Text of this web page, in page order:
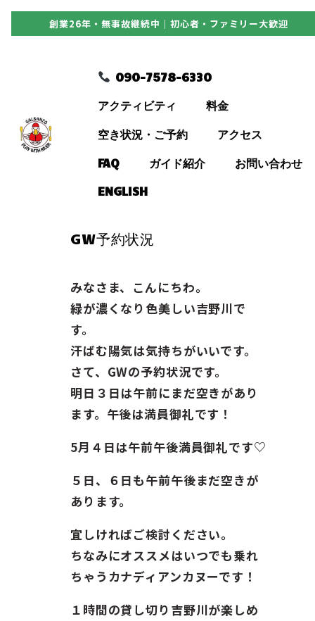
創業26年・無事故継続中｜初心者・ファミリー大歓迎
090-7578-6330
アクティビティ 料金
空き状況・ご予約 アクセス
FAQ ガイド紹介 お問い合わせ
ENGLISH
アクティビティ
料金
ガイド紹介
お問い合わせ
ENGLISH
GW予約状況
みなさま、こんにちわ。
緑が濃くなり色美しい吉野川で
す。
汗ばむ陽気は気持ちがいいです。
さて、GWの予約状況です。
明日３日は午前にまだ空きがあり
ます。午後は満員御礼です！
5月４日は午前午後満員御礼です♡
５日、６日も午前午後まだ空きが
あります。
宜しければご検討ください。
ちなみにオススメはいつでも乗れ
ちゃうカナディアンカヌーです！
１時間の貸し切り吉野川が楽しめ